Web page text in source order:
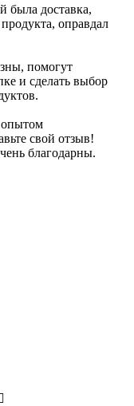
была доставка,
оправдал
помогут
и сделать выбор
опытом
свой отзыв!
благодарны.